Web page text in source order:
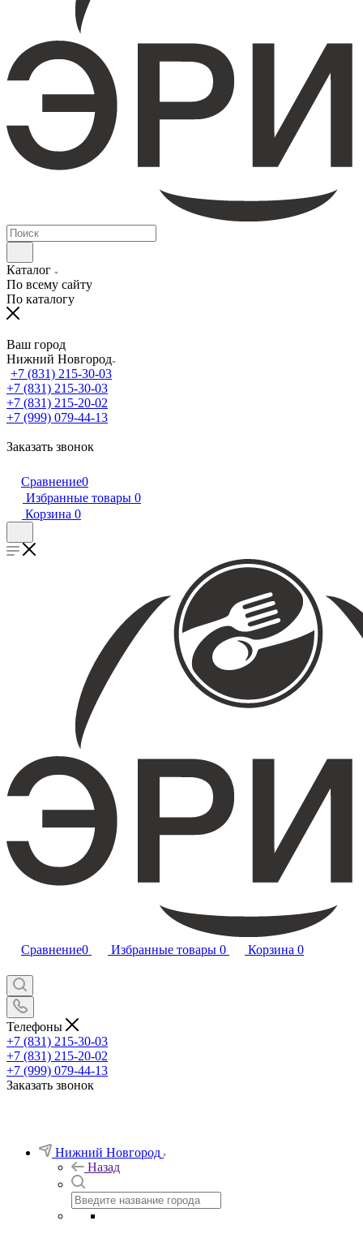
Каталог
По всему сайту
По каталогу
Ваш город
Нижний Новгород
+7 (831) 215-30-03
+7 (831) 215-30-03
+7 (831) 215-20-02
+7 (999) 079-44-13
Заказать звонок
Сравнение0
Избранные товары 0
Корзина 0
Сравнение0 Избранные товары 0 Корзина 0
Телефоны
+7 (831) 215-30-03
+7 (831) 215-20-02
+7 (999) 079-44-13
Заказать звонок
Нижний Новгород
Назад